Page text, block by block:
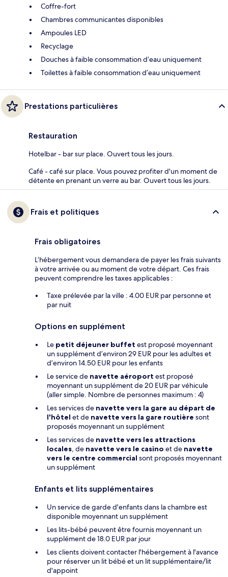
Coffre-fort
Chambres communicantes disponibles
Ampoules LED
Recyclage
Douches à faible consommation d’eau uniquement
Toilettes à faible consommation d’eau uniquement
Prestations particulières
Restauration
Hotelbar - bar sur place. Ouvert tous les jours.
Café - café sur place. Vous pouvez profiter d'un moment de
détente en prenant un verre au bar. Ouvert tous les jours.
Frais et politiques
Frais obligatoires
L’hébergement vous demandera de payer les frais suivants
à votre arrivée ou au moment de votre départ. Ces frais
peuvent comprendre les taxes applicables :
Taxe prélevée par la ville : 4.00 EUR par personne et
par nuit
Options en supplément
Le petit déjeuner buffet est proposé moyennant
un supplément d’environ 29 EUR pour les adultes et
d’environ 14.50 EUR pour les enfants
Le service de navette aéroport est proposé
moyennant un supplément de 20 EUR par véhicule
(aller simple. Nombre de personnes maximum : 4)
Les services de navette vers la gare au départ de
l'hôtel et de navette vers la gare routière sont
proposés moyennant un supplément
Les services de navette vers les attractions
locales, de navette vers le casino et de navette
vers le centre commercial sont proposés moyennant
un supplément
Enfants et lits supplémentaires
Un service de garde d'enfants dans la chambre est
disponible moyennant un supplément
Les lits-bébé peuvent être fournis moyennant un
supplément de 18.0 EUR par jour
Les clients doivent contacter l'hébergement à l'avance
pour réserver un lit bébé et un lit supplémentaire/lit
d'appoint